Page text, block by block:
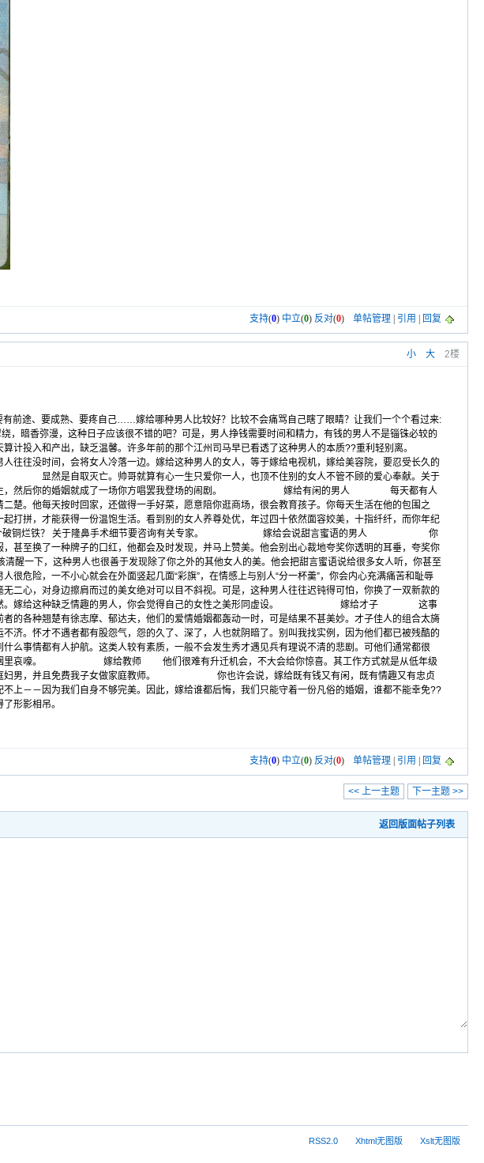
支持(0) 中立(0) 反对(0) 单帖管理 引用 回复
小 大 2楼
前途、要成熟、要疼自己……嫁给哪种男人比较好？比较不会痛骂自己瞎了眼睛？让我们一个个看过来:
种日子应该很不错的吧？可是，男人挣钱需要时间和精力，有钱的男人不是锱铢必较的
算计投入和产出，缺乏温馨。许多年前的那个江州司马早已看透了这种男人的本质??重利轻别离。
没时间，会将女人冷落一边。嫁给这种男人的女人，等于嫁给电视机，嫁给美容院，要忍受长久的
取灭亡。帅哥就算有心一生只爱你一人，也顶不住别的女人不管不顾的爱心奉献。关于
风吹又生，然后你的婚姻就成了一场你方唱罢我登场的闹剧。 嫁给有闲的男人 每天都有人
楚。他每天按时回家，还做得一手好菜，愿意陪你逛商场，很会教育孩子。你每天生活在他的包围之
打拼，才能获得一份温饱生活。看到别的女人养尊处优，年过四十依然面容姣美，十指纤纤，而你年纪
铜烂铁？ 关于隆鼻手术细节要咨询有关专家。 嫁给会说甜言蜜语的男人 你
甚至换了一种牌子的口红，他都会及时发现，并马上赞美。他会别出心裁地夸奖你透明的耳垂，夸奖你
醒一下，这种男人也很善于发现除了你之外的其他女人的美。他会把甜言蜜语说给很多女人听，你甚至
很危险，一不小心就会在外面竖起几面“彩旗”，在情感上与别人“分一杯羹”，你会内心充满痛苦和耻辱
肩而过的美女绝对可以目不斜视。可是，这种男人往往迟钝得可怕，你换了一双新款的
一脸茫然。嫁给这种缺乏情趣的男人，你会觉得自己的女性之美形同虚设。 嫁给才子 这事
的各种翘楚有徐志摩、郁达夫，他们的爱情婚姻都轰动一时，可是结果不甚美妙。才子佳人的组合太旖
济。怀才不遇者都有股怨气，怨的久了、深了，人也就阴暗了。别叫我找实例，因为他们都已被残酷的
航。这类人较有素质，一般不会发生秀才遇见兵有理说不清的悲剧。可他们通常都很
在婚姻里哀嚎。 嫁给教师 他们很难有升迁机会，不大会给你惊喜。其工作方式就是从低年级
家庭妇男，并且免费我子女做家庭教师。 你也许会说，嫁给既有钱又有闲，既有情趣又有忠贞
上－－因为我们自身不够完美。因此，嫁给谁都后悔，我们只能守着一份凡俗的婚姻，谁都不能幸免??
形影相吊。
支持(0) 中立(0) 反对(0) 单帖管理 引用 回复
下一主题 >>
<< 上一主题
返回版面帖子列表
RSS2.0 Xhtml无图版 Xslt无图版